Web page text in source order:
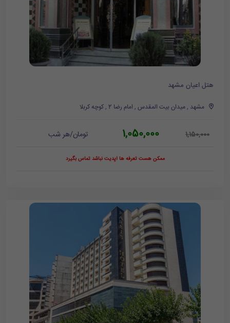
هتل اعیان مشهد
مشهد , میدان بیت المقدس , امام رضا 2 , کوچه کربلا
1,150,000
1,050,000 تومان/هر شب
ممکن هست تعرفه ها آپدیت نباشد تماس بگیرد